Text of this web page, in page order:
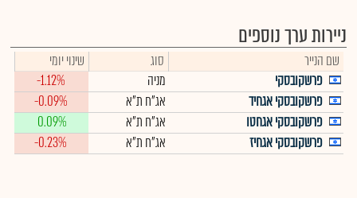
ניירות ערך נוספים
שם הנייר סוג
שינוי יומי
פרשקובסקי
מניה
-1.12%
פרשקובסקי אגחיד
אג"ח ת"א
-0.09%
פרשקובסקי אגחטו
אג"ח ת"א
0.09%
פרשקובסקי אגחיז
אג"ח ת"א -0.23%